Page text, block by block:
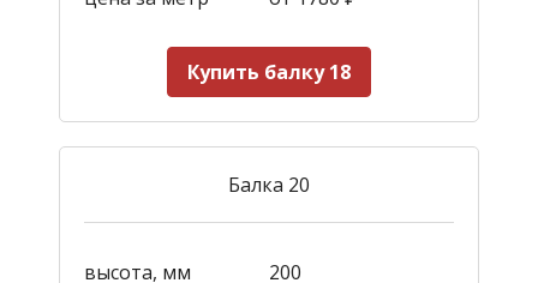
Купить балку 18
Балка 20
высота, мм
200